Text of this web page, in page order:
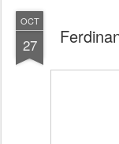
OCT
27